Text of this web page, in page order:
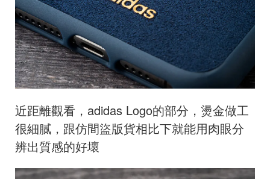
近距離觀看，adidas Logo的部分，燙金做工
很細膩，跟仿間盜版貨相比下就能用肉眼分
辨出質感的好壞